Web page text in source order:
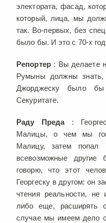
электората, фасад,
который, лица, мы
так. Во-первых, без
было бы. И это с 70-х
Репортер: Вы делаете
Румыны должны знать,
Джорджеску было бы
Секуритате.
Раду Преда:
Малицы, о чем мы
Малицу, затем
всевозможные
говорю, что этот
Георгеску в другом: он
чтения реальности, не
либо еще, расширять
случае мы имеем дело с